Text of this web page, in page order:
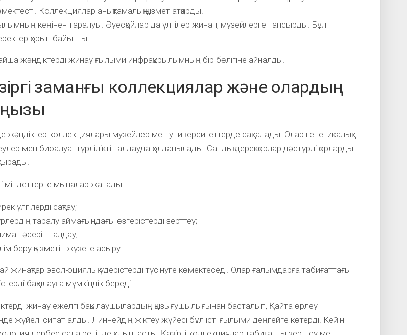
Коллекциялар анықтамалық қызмет атқарды.
кеңінен таралуы. Әуесқойлар да үлгілер жинап, музейлерге тапсырды. Бұл
қорын байытты.
жәндіктерді жинау ғылыми инфрақұрылымның бір бөлігіне айналды.
заманғы коллекциялар және олардың
жәндіктер коллекциялары музейлер мен университеттерде сақталады. Олар генетикалық
мен биоалуантүрлілікті талдауда қолданылады. Сандық дерекқорлар дәстүрлі қорларды
міндеттерге мыналар жатады:
үлгілерді сақтау;
таралу аймағындағы өзгерістерді зерттеу;
әсерін талдау;
беру қызметін жүзеге асыру.
жинақтар эволюциялық үдерістерді түсінуге көмектеседі. Олар ғалымдарға табиғаттағы
бақылауға мүмкіндік береді.
жинау ежелгі бақылаушылардың қызығушылығынан басталып, Қайта өрлеу
жүйелі сипат алды. Линнейдің жіктеу жүйесі бұл істі ғылыми деңгейге көтерді. Кейін